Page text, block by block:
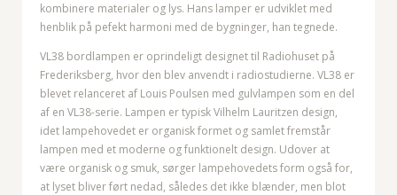
kombinere materialer og lys. Hans lamper er udviklet med
henblik på pefekt harmoni med de bygninger, han tegnede.
VL38 bordlampen er oprindeligt designet til Radiohuset på
Frederiksberg, hvor den blev anvendt i radiostudierne. VL38 er
blevet relanceret af Louis Poulsen med gulvlampen som en del
af en VL38-serie. Lampen er typisk Vilhelm Lauritzen design,
idet lampehovedet er organisk formet og samlet fremstår
lampen med et moderne og funktionelt design. Udover at
være organisk og smuk, sørger lampehovedets form også for,
at lyset bliver ført nedad, således det ikke blænder, men blot